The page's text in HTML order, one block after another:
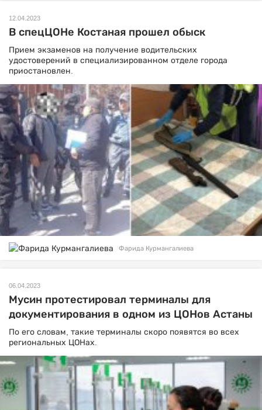
12.04.2023
В спецЦОНе Костаная прошел обыск
Прием экзаменов на получение водительских
удостоверений в специализированном отделе города
приостановлен.
Фарида Курмангалиева
06.04.2023
Мусин протестировал терминалы для
документирования в одном из ЦОНов Астаны
По его словам, такие терминалы скоро появятся во всех
региональных ЦОНах.